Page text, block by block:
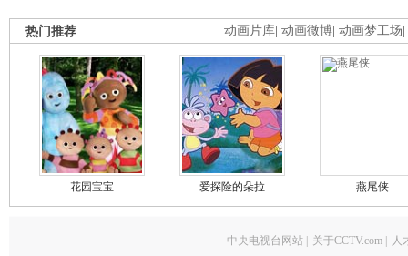
动画片库 动画微博 动画梦工场
热门推荐
花园宝宝 爱探险的朵拉 燕尾侠
中央电视台网站 关于CCTV.com 人